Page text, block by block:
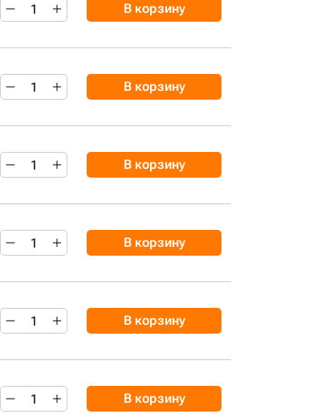
В корзину
В корзину
В корзину
В корзину
В корзину
В корзину